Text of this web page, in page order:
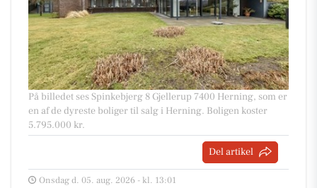
På billedet ses Spinkebjerg 8 Gjellerup 7400 Herning, som er
en af de dyreste boliger til salg i Herning. Boligen koster
5.795.000 kr.
Del artikel
Onsdag d. 05. aug. 2026 - kl. 13:01